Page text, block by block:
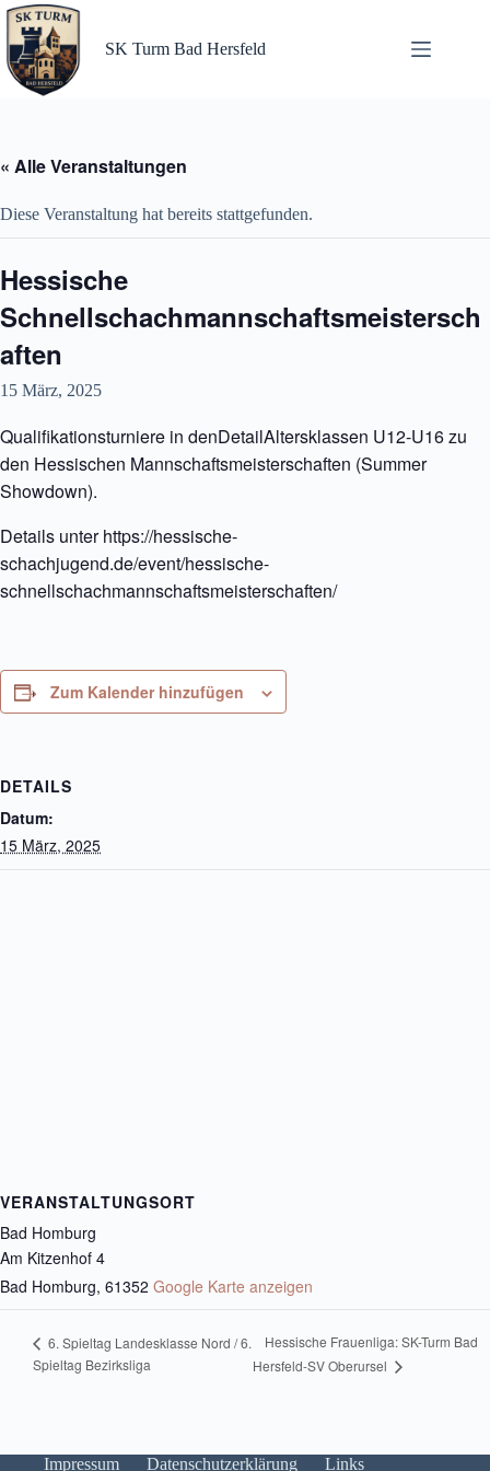
Zum
Inhalt
springen
SK Turm Bad Hersfeld
« Alle Veranstaltungen
Diese Veranstaltung hat bereits stattgefunden.
Hessische
Schnellschachmannschaftsmeistersch
aften
15 März, 2025
Qualifikationsturniere in denDetailAltersklassen U12-U16 zu
den Hessischen Mannschaftsmeisterschaften (Summer
Showdown).
Details unter https://hessische-
schachjugend.de/event/hessische-
schnellschachmannschaftsmeisterschaften/
Zum Kalender hinzufügen
DETAILS
Datum:
15 März, 2025
VERANSTALTUNGSORT
Bad Homburg
Am Kitzenhof 4
Bad Homburg, 61352 Google Karte anzeigen
6. Spieltag Landesklasse Nord / 6.
Spieltag Bezirksliga
Hessische Frauenliga: SK-Turm Bad
Hersfeld-SV Oberursel
Impressum Datenschutzerklärung Links